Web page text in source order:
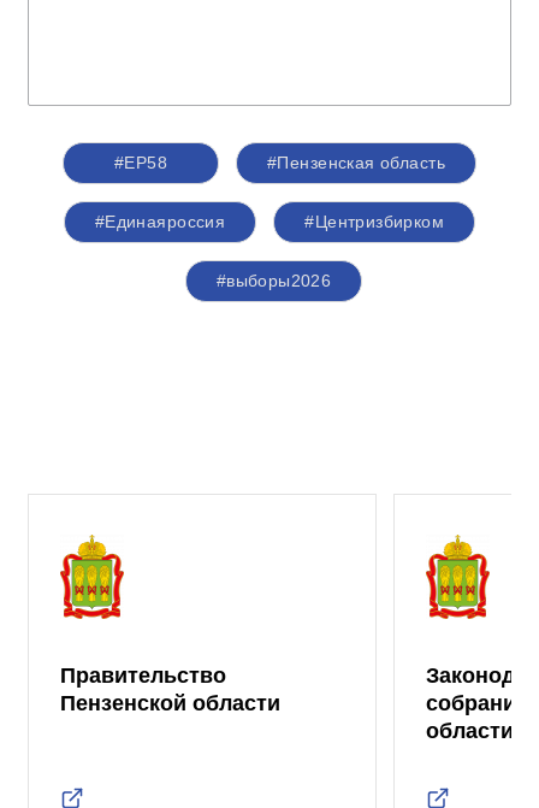
#ЕР58 #Пензенская область
#Единаяроссия #Центризбирком
#выборы2026
Правительство
Пензенской области
собрание
области